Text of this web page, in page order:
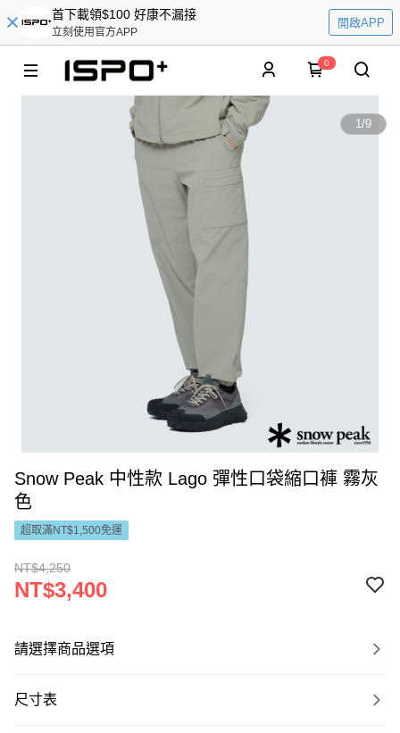
首下載領$100 好康不漏接
立刻使用官方APP
開啟APP
0
1/9
Snow Peak 中性款 Lago 彈性口袋縮口褲 霧灰
色
超取滿NT$1,500免運
NT$4,250
NT$3,400
請選擇商品選項
尺寸表